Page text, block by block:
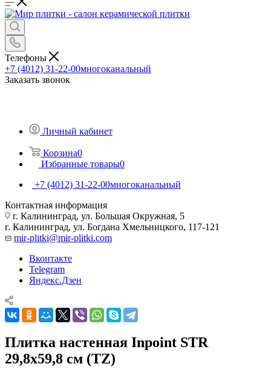
Телефоны
+7 (4012) 31-22-00многоканальный
Заказать звонок
Личный кабинет
Корзина0
Избранные товары0
+7 (4012) 31-22-00многоканальный
Контактная информация
г. Калининград, ул. Большая Окружная, 5
г. Калининград, ул. Богдана Хмельницкого, 117-121
mir-plitki@mir-plitki.com
Вконтакте
Telegram
Яндекс.Дзен
Плитка настенная Inpoint STR
29,8x59,8 см (TZ)